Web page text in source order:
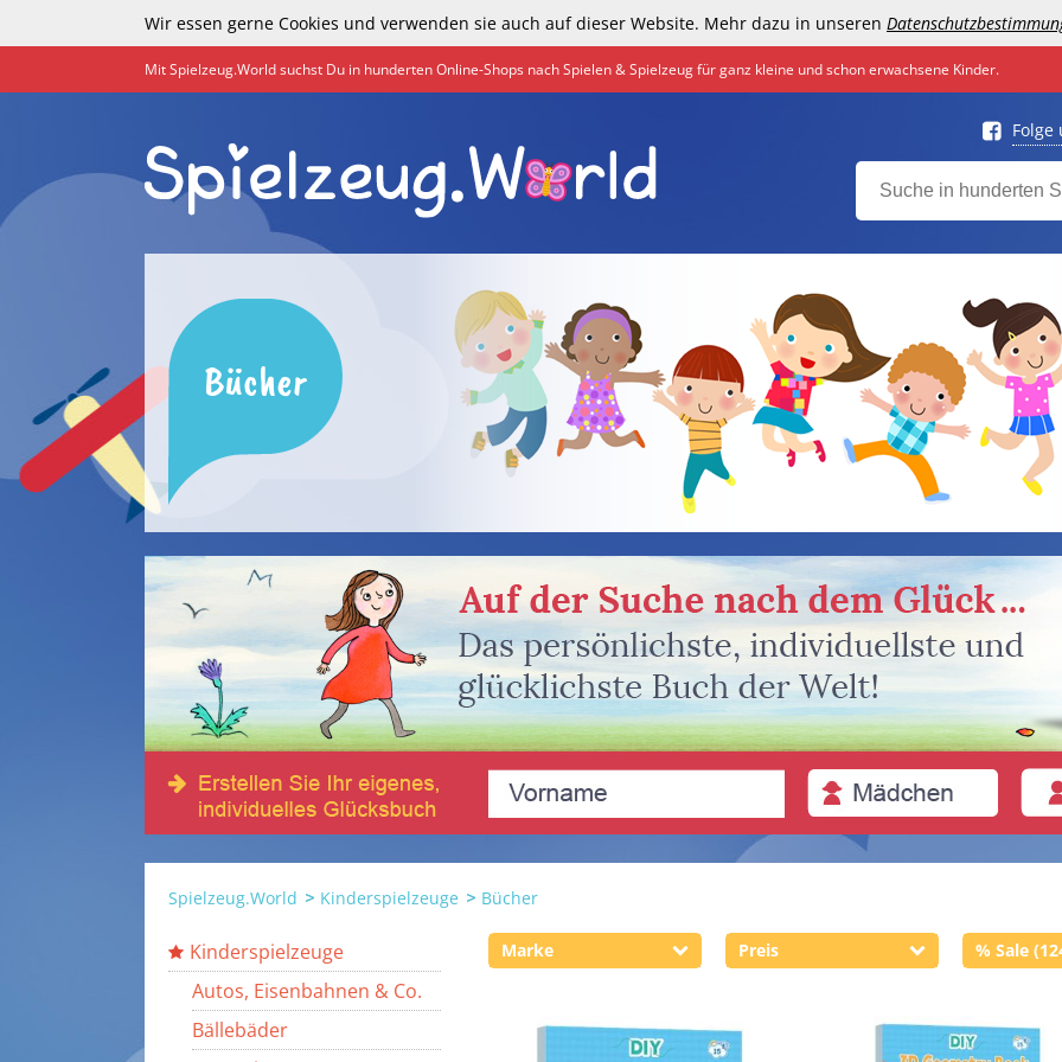
Wir essen gerne Cookies und verwenden sie auch auf dieser Website. Mehr dazu in unseren
Mit Spielzeug.World suchst Du in hunderten Online-Shops nach Spielen & Spielzeug für ganz kleine und schon erwachsene Kinder.
Folge
Bücher
Spielzeug.World Kinderspielzeuge Bücher
Kinderspielzeuge
Autos, Eisenbahnen & Co.
Bällebäder
Marke Preis % Sale